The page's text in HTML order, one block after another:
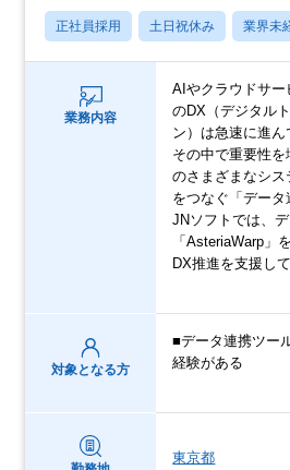
正社員採用 土日祝休み 業界未
業務内容
AIやクラウドサ
のDX（デジタル
ン）は急速に進ん
その中で重要性
のさまざまなシ
をつなぐ「データ
JNソフトでは、
「AsteriaWarp」
DX推進を支援し
対象となる方
■データ連携ツー
経験がある
東京都